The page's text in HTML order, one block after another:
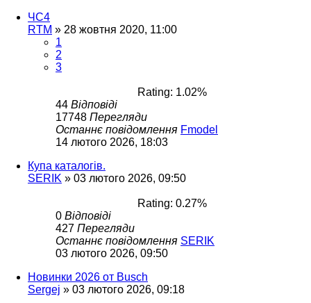
ЧС4
RTM » 28 жовтня 2020, 11:00
1
2
3
Rating: 1.02%
44 Відповіді
17748 Перегляди
Останнє повідомлення Fmodel
14 лютого 2026, 18:03
Купа каталогів.
SERIK » 03 лютого 2026, 09:50
Rating: 0.27%
0 Відповіді
427 Перегляди
Останнє повідомлення SERIK
03 лютого 2026, 09:50
Новинки 2026 от Busch
Sergej » 03 лютого 2026, 09:18